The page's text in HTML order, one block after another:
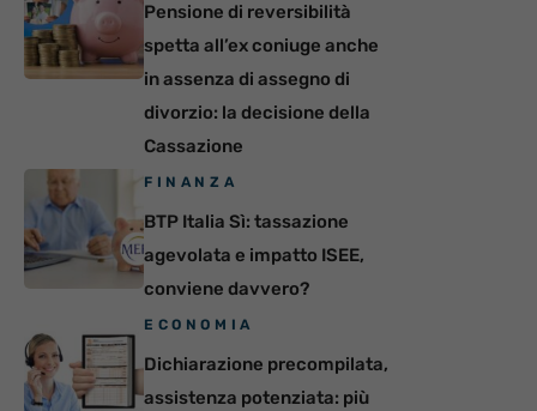
Pensione di reversibilità
spetta all’ex coniuge anche
in assenza di assegno di
divorzio: la decisione della
Cassazione
FINANZA
BTP Italia Sì: tassazione
agevolata e impatto ISEE,
conviene davvero?
ECONOMIA
Dichiarazione precompilata,
assistenza potenziata: più